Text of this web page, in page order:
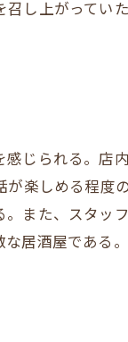
し上がってい
じられる。店
楽しめる程度
また、スタッ
居酒屋である。